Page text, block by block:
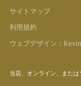
サイトマップ
利用規約
ウェブデザイン：
当店、オンライン、また